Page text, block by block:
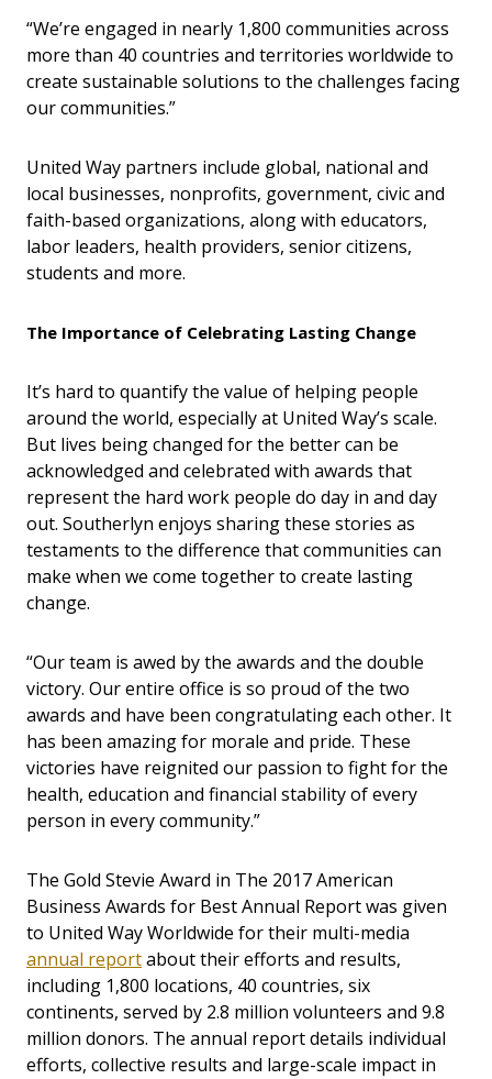
“We’re engaged in nearly 1,800 communities across
more than 40 countries and territories worldwide to
create sustainable solutions to the challenges facing
our communities.”
United Way partners include global, national and
local businesses, nonprofits, government, civic and
faith-based organizations, along with educators,
labor leaders, health providers, senior citizens,
students and more.
The Importance of Celebrating Lasting Change
It’s hard to quantify the value of helping people
around the world, especially at United Way’s scale.
But lives being changed for the better can be
acknowledged and celebrated with awards that
represent the hard work people do day in and day
out. Southerlyn enjoys sharing these stories as
testaments to the difference that communities can
make when we come together to create lasting
change.
“Our team is awed by the awards and the double
victory. Our entire office is so proud of the two
awards and have been congratulating each other. It
has been amazing for morale and pride. These
victories have reignited our passion to fight for the
health, education and financial stability of every
person in every community.”
The Gold Stevie Award in The 2017 American
Business Awards for Best Annual Report was given
to United Way Worldwide for their multi-media
annual reportabout their efforts and results,
including 1,800 locations, 40 countries, six
continents, served by 2.8 million volunteers and 9.8
million donors. The annual report details individual
efforts, collective results and large-scale impact in